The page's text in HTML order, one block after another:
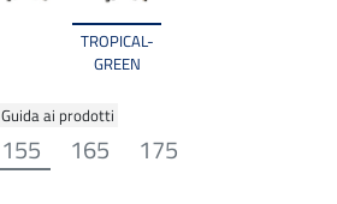
TROPICAL-
GREEN
Guida ai prodotti
155 165 175